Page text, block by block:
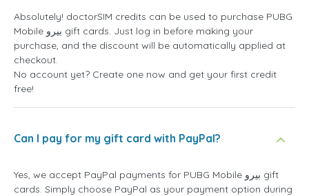
Absolutely! doctorSIM credits can be used to purchase PUBG
Mobile بيرو gift cards. Just log in before making your
purchase, and the discount will be automatically applied at
checkout.
No account yet? Create one now and get your first credit
free!
Can I pay for my gift card with PayPal?
Yes, we accept PayPal payments for PUBG Mobile بيرو gift
cards. Simply choose PayPal as your payment option during